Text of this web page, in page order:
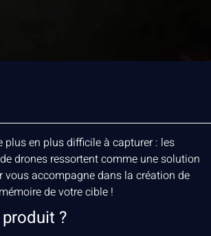
en plus difficile à capturer : les
drones ressortent comme une solution
vous accompagne dans la création de
de votre cible !
?